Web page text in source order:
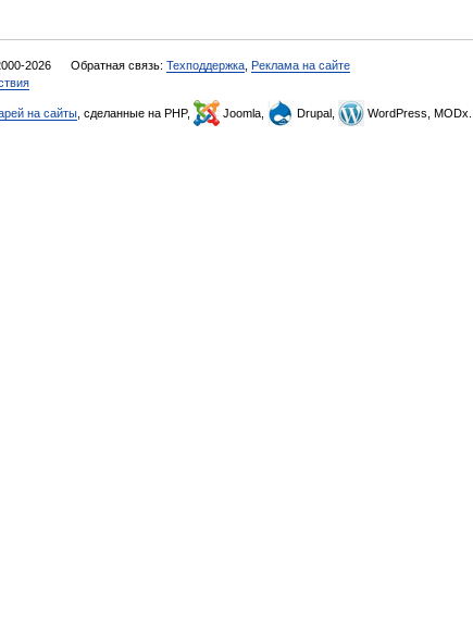
2026 Обратная связь: Техподдержка Реклама на сайте
на сайты , сделанные на PHP, Joomla, Drupal, WordPress, MODx.